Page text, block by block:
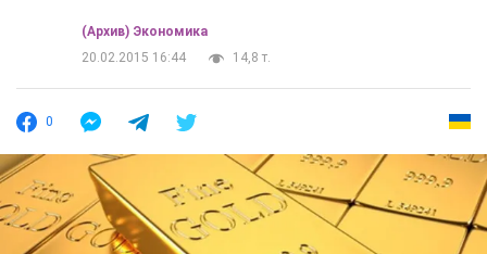
(Архив) Экономика
20.02.2015 16:44
14,8 т.
0